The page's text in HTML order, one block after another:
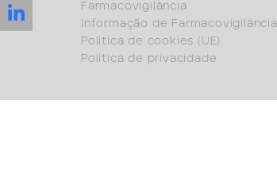
Farmacovigilância
Informação de Farmacovigilância
Política de cookies (UE)
Política de privacidade